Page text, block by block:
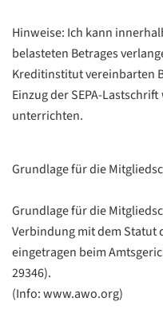
Hinweise: Ich kann
belasteten Betrages
Kreditinstitut vereinbarten
Einzug der SEPA-
unterrichten.
Grundlage für die
Grundlage für die
Verbindung mit dem
eingetragen beim
29346).
(Info: www.awo.org)